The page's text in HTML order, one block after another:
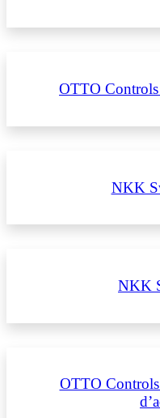
OTTO Controls
NKK
NKK
OTTO